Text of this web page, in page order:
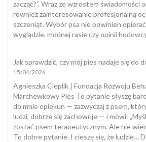
zacząć?”. Wraz ze wzrostem świadomości
również zainteresowanie profesjonalną
szczeniąt. Wybór psa nie powinien
wyglądzie, modnej rasie czy opinii
Jak sprawdzić, czy mój pies nadaje się do
15/04/2026
Agnieszka Cieplik | Fundacja Rozwoju
Marchewkowy Pies To pytanie słyszę
do mnie opiekun — zazwyczaj z psem,
ludzi, dobrze się zachowuje — i mówi:
zostać psem terapeutycznym. Ale nie
To dobre pytanie. I cieszę się, że ludzie…